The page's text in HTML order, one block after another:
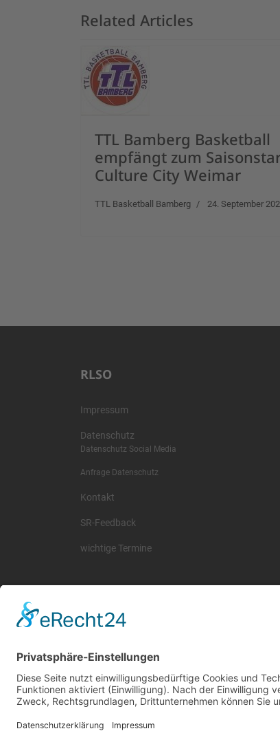
Related Articles
TTL Bamberg Basketball
empfängt zum
Culture City Weimar
TTL Basketball Bamberg 24. September
RLSO
Impressum
Datenschutz
Datenschutz Social Media
Anfrage Datenschutz
Kontakt
SR-Feedback
wichtige Termine